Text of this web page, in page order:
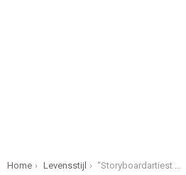
You are here:
Home Levensstijl “Storyboardartiest vertelt over de Batman-film van Ben Affleck